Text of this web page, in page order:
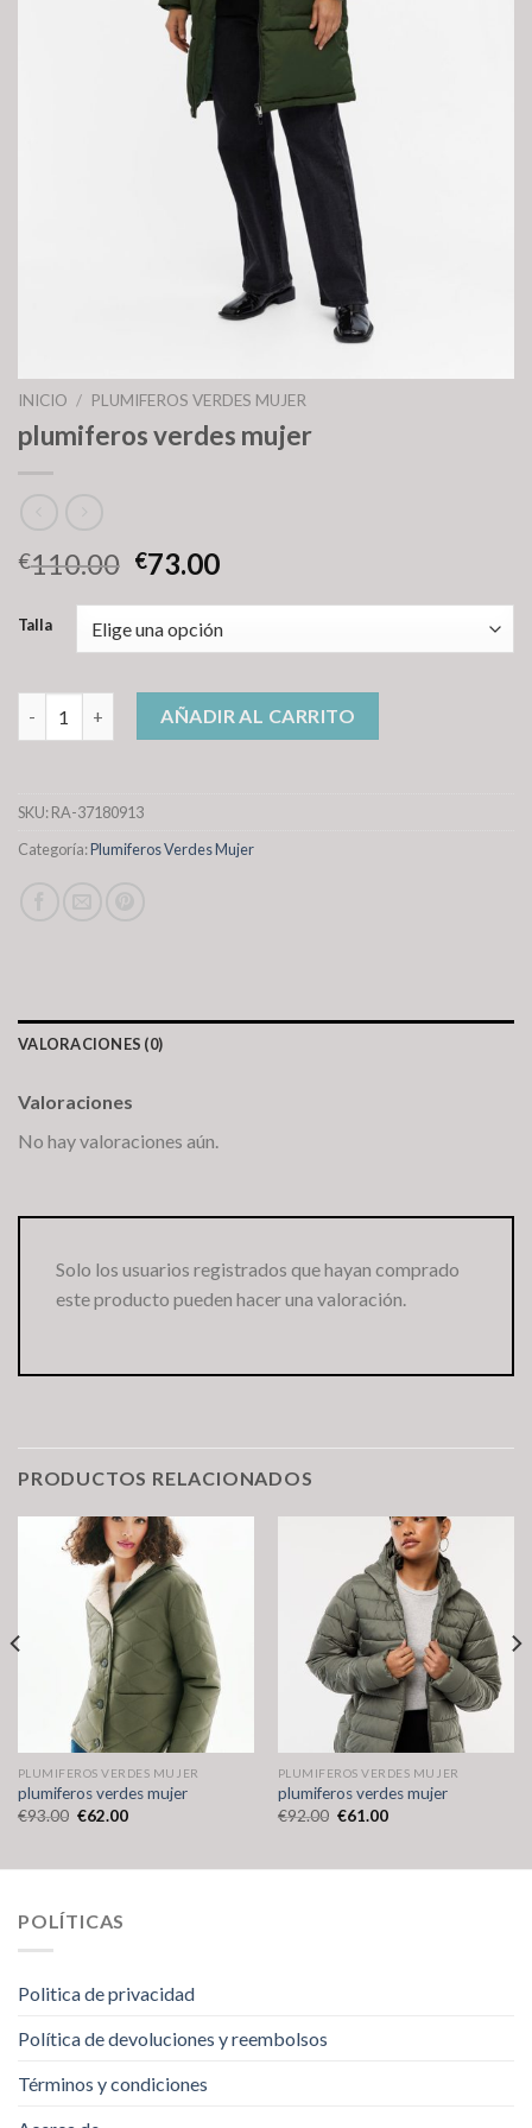
INICIO / PLUMIFEROS VERDES MUJER
plumiferos verdes mujer
€110.00 €73.00
Talla
plumiferos verdes mujer cantidad
AÑADIR AL CARRITO
SKU:RA-37180913
Categoría:Plumiferos Verdes Mujer
VALORACIONES (0)
Valoraciones
No hay valoraciones aún.
Solo los usuarios registrados que hayan comprado
este producto pueden hacer una valoración.
PRODUCTOS RELACIONADOS
PLUMIFEROS VERDES MUJER
plumiferos verdes mujer
€93.00 €62.00
PLUMIFEROS VERDES MUJER
plumiferos verdes mujer
€92.00 €61.00
POLÍTICAS
Politica de privacidad
Política de devoluciones y reembolsos
Términos y condiciones